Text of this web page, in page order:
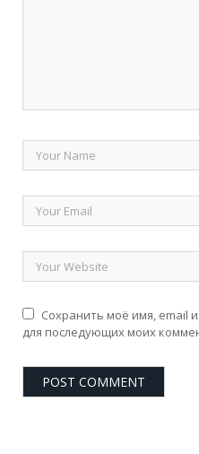
Сохранить моё имя, email
для последующих моих